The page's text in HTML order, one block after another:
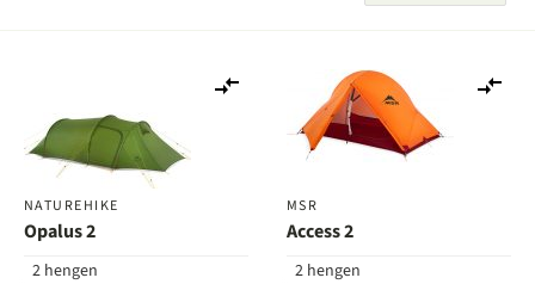
NATUREHIKE
Opalus 2
2 hengen
vertailuun
MSR
Access 2
2 hengen